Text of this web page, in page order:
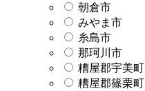
朝倉市
みやま市
糸島市
那珂川市
糟屋郡宇美町
糟屋郡篠栗町